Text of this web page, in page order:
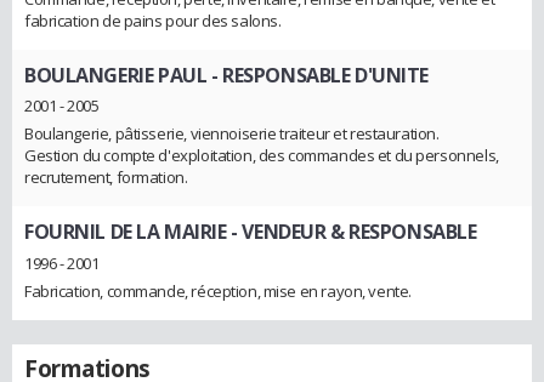
fabrication de pains pour des salons.
BOULANGERIE PAUL - RESPONSABLE D'UNITE
2001 - 2005
Boulangerie, pâtisserie, viennoiserie traiteur et restauration.
Gestion du compte d'exploitation, des commandes et du personnels,
recrutement, formation.
FOURNIL DE LA MAIRIE- VENDEUR & RESPONSABLE
1996 - 2001
Fabrication, commande, réception, mise en rayon, vente.
Formations